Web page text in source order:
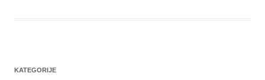
KATEGORIJE